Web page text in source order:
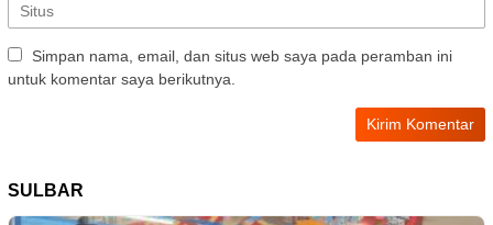
Simpan nama, email, dan situs web saya pada peramban ini
untuk komentar saya berikutnya.
SULBAR